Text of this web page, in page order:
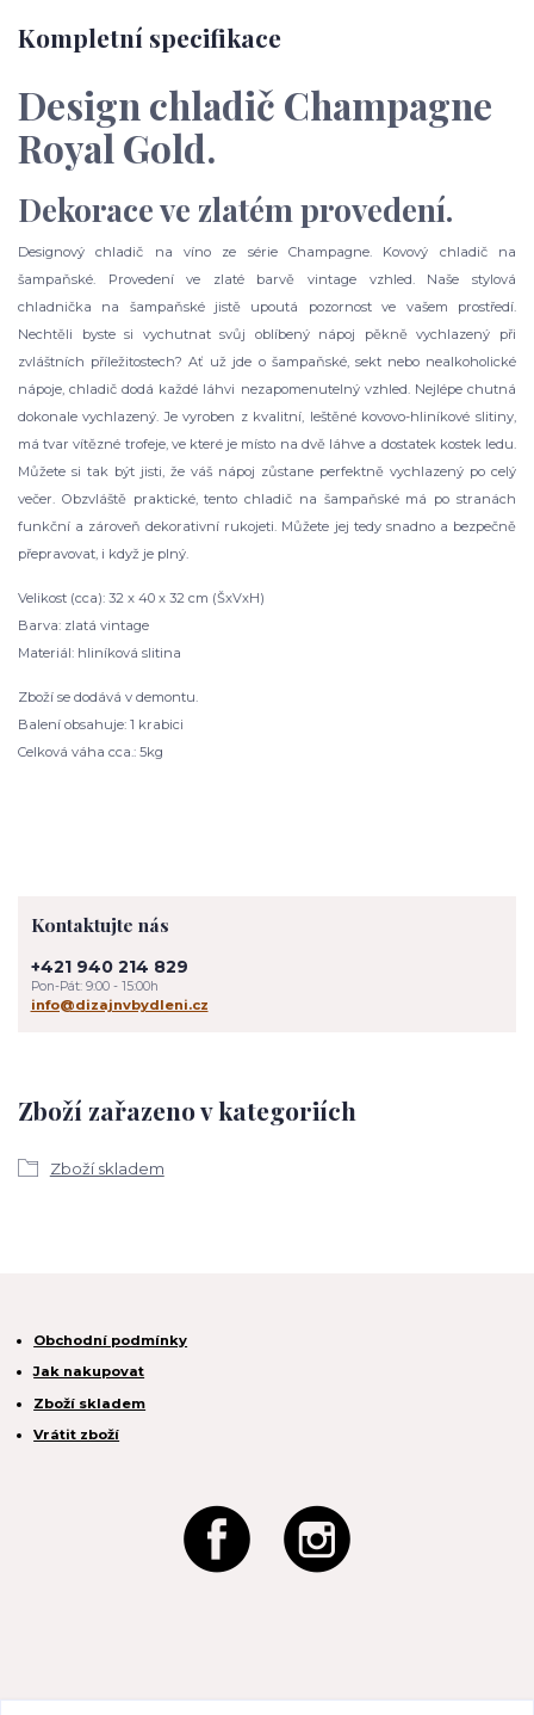
Kompletní specifikace
Design chladič Champagne
Royal Gold.
Dekorace ve zlatém provedení.
Designový chladič na víno ze série Champagne. Kovový chladič na
šampaňské. Provedení ve zlaté barvě vintage vzhled. Naše stylová
chladnička na šampaňské jistě upoutá pozornost ve vašem prostředí.
Nechtěli byste si vychutnat svůj oblíbený nápoj pěkně vychlazený při
zvláštních příležitostech? Ať už jde o šampaňské, sekt nebo nealkoholické
nápoje, chladič dodá každé láhvi nezapomenutelný vzhled. Nejlépe chutná
dokonale vychlazený. Je vyroben z kvalitní, leštěné kovovo-hliníkové slitiny,
má tvar vítězné trofeje, ve které je místo na dvě láhve a dostatek kostek ledu.
Můžete si tak být jisti, že váš nápoj zůstane perfektně vychlazený po celý
večer. Obzvláště praktické, tento chladič na šampaňské má po stranách
funkční a zároveň dekorativní rukojeti. Můžete jej tedy snadno a bezpečně
přepravovat, i když je plný.
Velikost (cca): 32 x 40 x 32 cm (ŠxVxH)
Barva: zlatá vintage
Materiál: hliníková slitina
Zboží se dodává v demontu.
Balení obsahuje: 1 krabici
Celková váha cca.: 5kg
Zboží zařazeno v kategoriích
Zboží skladem
Kontaktujte nás
+421 940 214 829
Pon-Pát: 9:00 - 15:00h
info@dizajnvbydleni.cz
Obchodní podmínky
Jak nakupovat
Zboží skladem
Vrátit zboží